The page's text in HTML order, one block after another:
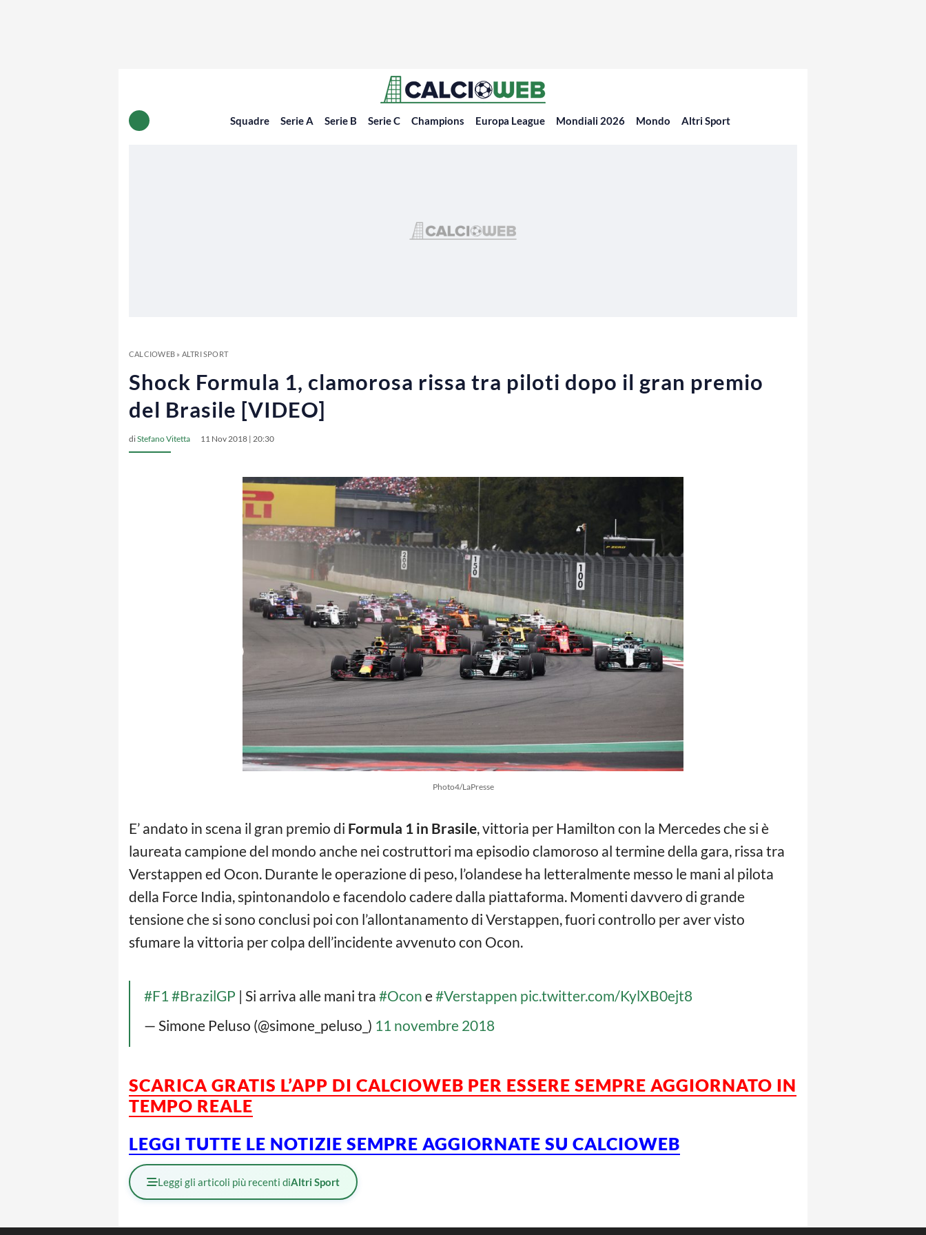
Squadre Serie A Serie B Serie C Champions Europa League Mondiali 2026 Mondo Altri Sport
CALCIOWEB» ALTRI SPORT
Shock Formula 1, clamorosa rissa tra piloti dopo il gran premio
del Brasile [VIDEO]
diStefano Vitetta 11 Nov 2018 | 20:30
Photo4/LaPresse
E’ andato in scena il gran premio di Formula 1 in Brasile, vittoria per Hamilton con la Mercedes che si è
laureata campione del mondo anche nei costruttori ma episodio clamoroso al termine della gara, rissa tra
Verstappen ed Ocon. Durante le operazione di peso, l’olandese ha letteralmente messo le mani al pilota
della Force India, spintonandolo e facendolo cadere dalla piattaforma. Momenti davvero di grande
tensione che si sono conclusi poi con l’allontanamento di Verstappen, fuori controllo per aver visto
sfumare la vittoria per colpa dell’incidente avvenuto con Ocon.
#F1 #BrazilGP | Si arriva alle mani tra #Ocon e#Verstappen pic.twitter.com/KylXB0ejt8
— Simone Peluso (@simone_peluso_) 11 novembre 2018
SCARICA GRATIS L’APP DI CALCIOWEB PER ESSERE SEMPRE AGGIORNATO IN
TEMPO REALE
LEGGI TUTTE LE NOTIZIE SEMPRE AGGIORNATE SU CALCIOWEB
Leggi gli articoli più recenti diAltri Sport